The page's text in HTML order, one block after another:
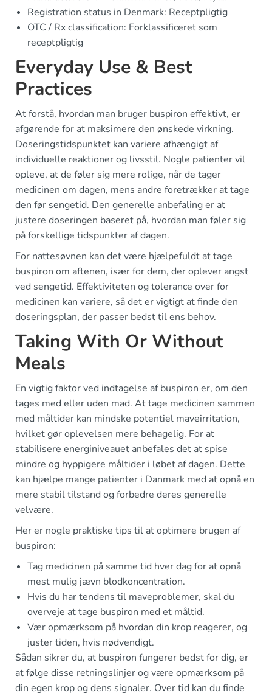
Registration status in Denmark: Receptpligtig
OTC / Rx classification: Forklassificeret som
receptpligtig
Everyday Use & Best
Practices
At forstå, hvordan man bruger buspiron effektivt, er
afgørende for at maksimere den ønskede virkning.
Doseringstidspunktet kan variere afhængigt af
individuelle reaktioner og livsstil. Nogle patienter vil
opleve, at de føler sig mere rolige, når de tager
medicinen om dagen, mens andre foretrækker at tage
den før sengetid. Den generelle anbefaling er at
justere doseringen baseret på, hvordan man føler sig
på forskellige tidspunkter af dagen.
For nattesøvnen kan det være hjælpefuldt at tage
buspiron om aftenen, især for dem, der oplever angst
ved sengetid. Effektiviteten og tolerance over for
medicinen kan variere, så det er vigtigt at finde den
doseringsplan, der passer bedst til ens behov.
Taking With Or Without
Meals
En vigtig faktor ved indtagelse af buspiron er, om den
tages med eller uden mad. At tage medicinen sammen
med måltider kan mindske potentiel maveirritation,
hvilket gør oplevelsen mere behagelig. For at
stabilisere energiniveauet anbefales det at spise
mindre og hyppigere måltider i løbet af dagen. Dette
kan hjælpe mange patienter i Danmark med at opnå en
mere stabil tilstand og forbedre deres generelle
velvære.
Her er nogle praktiske tips til at optimere brugen af
buspiron:
Tag medicinen på samme tid hver dag for at opnå
mest mulig jævn blodkoncentration.
Hvis du har tendens til maveproblemer, skal du
overveje at tage buspiron med et måltid.
Vær opmærksom på hvordan din krop reagerer, og
juster tiden, hvis nødvendigt.
Sådan sikrer du, at buspiron fungerer bedst for dig, er
at følge disse retningslinjer og være opmærksom på
din egen krop og dens signaler. Over tid kan du finde